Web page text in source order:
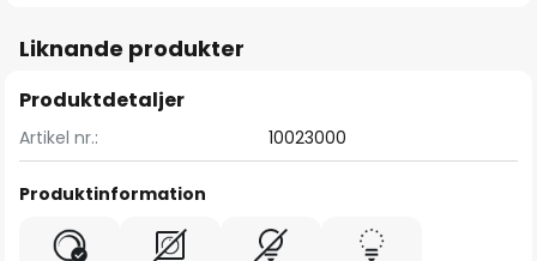
Liknande produkter
Produktdetaljer
Artikel nr.: 10023000
Produktinformation